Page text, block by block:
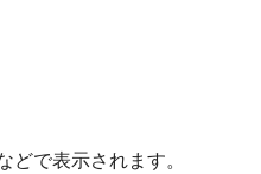
どで表示されます。